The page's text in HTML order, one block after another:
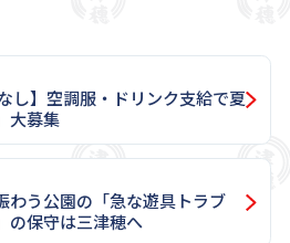
し】空調服・ドリンク支給で夏
大募集
わう公園の「急な遊具トラブ
の保守は三津穂へ